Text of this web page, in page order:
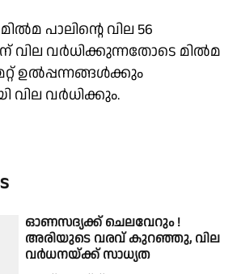
പാലിൻ്റെ വില 56
വില വർധിക്കുന്നതോടെ മിൽമ
ഉൽപ്പന്നങ്ങൾക്കും
വർധിക്കും.
ഓണസദ്യക്ക് ചെലവേറും !
അരിയുടെ വരവ് കുറഞ്ഞു, വില
വര്‍ധനയ്ക്ക് സാധ്യത